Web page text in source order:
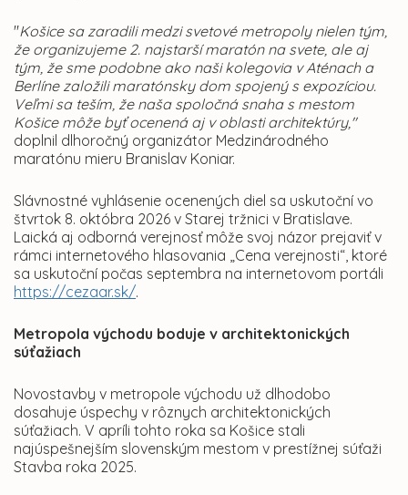
"Košice sa zaradili medzi svetové metropoly nielen tým,
že organizujeme 2. najstarší maratón na svete, ale aj
tým, že sme podobne ako naši kolegovia v Aténach a
Berlíne založili maratónsky dom spojený s expozíciou.
Veľmi sa teším, že naša spoločná snaha s mestom
Košice môže byť ocenená aj v oblasti architektúry,"
doplnil dlhoročný organizátor Medzinárodného
maratónu mieru Branislav Koniar.
Slávnostné vyhlásenie ocenených diel sa uskutoční vo
štvrtok 8. októbra 2026 v Starej tržnici v Bratislave.
Laická aj odborná verejnosť môže svoj názor prejaviť v
rámci internetového hlasovania „Cena verejnosti“, ktoré
sa uskutoční počas septembra na internetovom portáli
https://cezaar.sk/.
Metropola východu boduje v architektonických
súťažiach
Novostavby v metropole východu už dlhodobo
dosahuje úspechy v rôznych architektonických
súťažiach. V apríli tohto roka sa Košice stali
najúspešnejším slovenským mestom v prestížnej súťaži
Stavba roka 2025.